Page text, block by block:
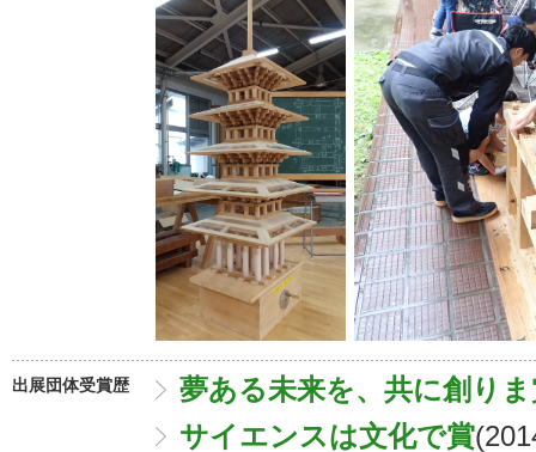
出展団体受賞歴
夢ある未来を、共に創り
サイエンスは文化で賞